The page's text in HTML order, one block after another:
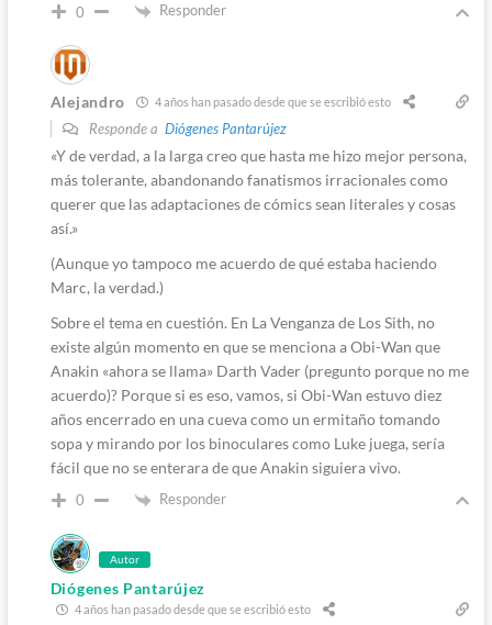
0 Responder
Alejandro 4 años han pasado desde que se escribió esto
Responde a Diógenes Pantarújez
«Y de verdad, a la larga creo que hasta me hizo mejor persona,
más tolerante, abandonando fanatismos irracionales como
querer que las adaptaciones de cómics sean literales y cosas
así.»
(Aunque yo tampoco me acuerdo de qué estaba haciendo
Marc, la verdad.)
Sobre el tema en cuestión. En La Venganza de Los Sith, no
existe algún momento en que se menciona a Obi-Wan que
Anakin «ahora se llama» Darth Vader (pregunto porque no me
acuerdo)? Porque si es eso, vamos, si Obi-Wan estuvo diez
años encerrado en una cueva como un ermitaño tomando
sopa y mirando por los binoculares como Luke juega, sería
fácil que no se enterara de que Anakin siguiera vivo.
0 Responder
Autor
Diógenes Pantarújez
4 años han pasado desde que se escribió esto